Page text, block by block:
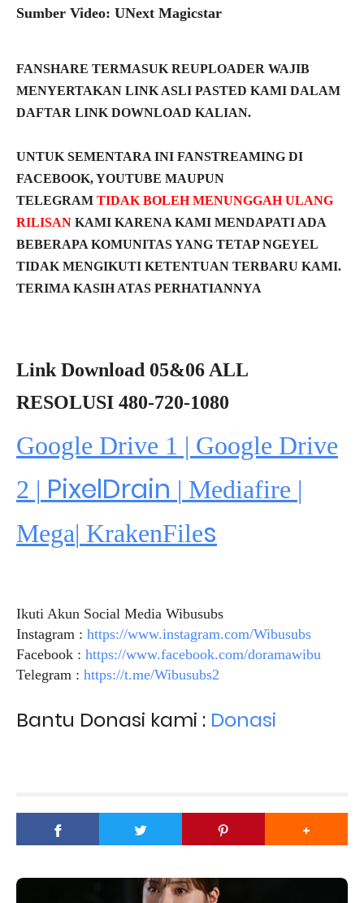
Sumber Video: UNext Magicstar
FANSHARE TERMASUK REUPLOADER WAJIB
MENYERTAKAN LINK ASLI PASTED KAMI DALAM
DAFTAR LINK DOWNLOAD KALIAN.
UNTUK SEMENTARA INI FANSTREAMING DI
FACEBOOK, YOUTUBE MAUPUN
TELEGRAM TIDAK BOLEH MENUNGGAH ULANG
RILISAN KAMI KARENA KAMI MENDAPATI ADA
BEBERAPA KOMUNITAS YANG TETAP NGEYEL
TIDAK MENGIKUTI KETENTUAN TERBARU KAMI.
TERIMA KASIH ATAS PERHATIANNYA
Link Download 05&06 ALL
RESOLUSI 480-720-1080
Google Drive 1 | Google Drive
2 | PixelDrain | Mediafire |
Mega| KrakenFiles
Ikuti Akun Social Media Wibusubs
Instagram : https://www.instagram.com/Wibusubs
Facebook : https://www.facebook.com/doramawibu
Telegram : https://t.me/Wibusubs2
Bantu Donasi kami : Donasi